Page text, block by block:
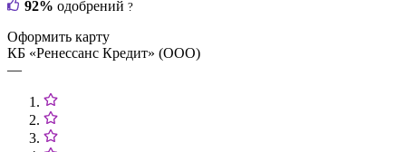
92% одобрений ?
Оформить карту
КБ «Ренессанс Кредит» (ООО)
—